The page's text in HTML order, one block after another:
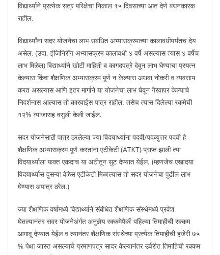
विद्यार्थ्याने प्रत्येक सत्र परिक्षेचा निकाल १५ दिवसाच्या आत देणे बंधनकारक
राहील.
विद्यार्थ्यांना सदर योजनेचा लाभ संबंधित अभ्यासक्रमाच्या कालावधीपर्यंतच देय
असेल. (उदा. इंजिनिरींग अभ्यासक्रम कालावधी ४ वर्षे असल्यास त्यास ४ वर्षेच
लाभ मिळेल) विद्यार्थ्याने खोटी माहिती व कागदपत्रे देवून लाभ घेण्याचा प्रयत्न
केल्यास किंवा शैक्षणिक अभ्यासक्रम पूर्ण न केल्यास अथवा नोकरी व व्यवसाय
करत असल्यास आणि इतर मार्गाने या योजनेचा लाभ घेवून गैरवापर केल्याचे
निदर्शनास आल्यास तो कारवाईस पात्र राहील. तसेच त्यास दिलेल्या रकमेची
१२% व्याजासह वसुली केली जाईल.
सदर योजनेसाठी पात्र ठरलेल्या ज्या विदयार्थ्यांना पदवी/पदव्युत्तर पदवी हे
शैक्षणिक अभ्यासक्रम पूर्ण करतांना एटीकेटी (ATKT) प्राप्त झाली त्या
विदयार्थ्याला फक्त एकदाच या अटीतून सुट देण्यात येईल. (म्हणजेच एखादया
विदयार्थ्यास दुसऱ्या वेळेस एटीकेटी मिळाल्यास तो सदर योजनेचा पुढील लाभ
घेण्यास अपात्र ठरेल.)
ज्या शैक्षणिक वर्षामध्ये विद्यार्थ्याने संबंधित शैक्षणिक संस्थेमध्ये प्रवेश
घेतल्यानंतर सदर योजनेअंर्गत अनुज्ञेय रक्कमेपैकी पहिल्या तिमाहीची रक्कम
आगावू देण्यात येईल व त्यानंतर शैक्षणिक संस्थेच्या प्रत्येक तिमाहीची हजेरी ७५
% पेक्षा जास्त असल्याचे प्रमाणपत्र सादर केल्यानंतर उर्वरीत तिमाहिची रक्कम